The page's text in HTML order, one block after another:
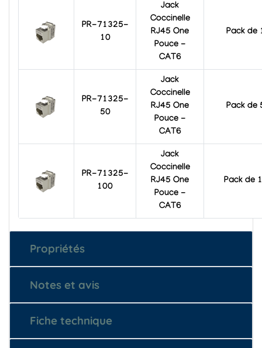
PR-71325-
10
Jack
Coccinelle
RJ45 One
Pouce -
CAT6
Pack de
PR-71325-
50
Jack
Coccinelle
RJ45 One
Pouce -
CAT6
Pack de
PR-71325-
100
Jack
Coccinelle
RJ45 One
Pouce -
CAT6
Pack de
Propriétés
Notes et avis
Fiche technique